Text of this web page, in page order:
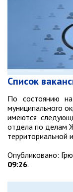
Список
По состоянию
муниципального
имеются
отдела по делам
территориальной
Опубликовано:
09:26.